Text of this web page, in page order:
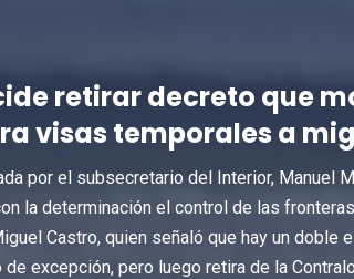
retirar decreto que
visas temporales a
por el subsecretario del Interior, Manuel
la determinación el control de las
Castro, quien señaló que hay un doble
excepción, pero luego retira de la